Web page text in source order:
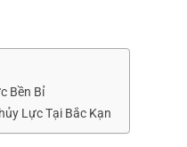
Bền Bỉ
Lực Tại Bắc Kạn